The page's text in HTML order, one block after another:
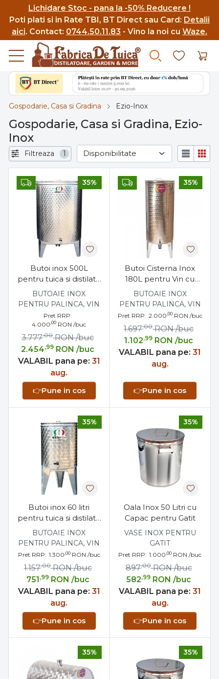
Lichidare Stoc - pana la -50% Reducere !
Poti plati si in Rate TBI, BT Direct sau Card: Detalii
aici. Contact: 0744.50.11.83 - Vino la noi cu Waze.
Gospodarie, Casa si Gradina Ezio-Inox
Gospodarie, Casa si Gradina, Ezio-
Inox
Filtreaza 1
35%
Butoi inox 500L
pentru tuica si distilate
cu dop filetat
BUTOAIE INOX
PENTRU PALINCA, VIN
Pret RRP:
4.000,00 RON /buc
2.454,99 RON /buc
3.777,00 RON /buc
VALABIL pana pe: 31
aug.
👉Pune in cos
35%
Butoi Cisterna Inox
180L pentru Vin cu
Capac Flotant
Etansare Parafina
BUTOAIE INOX
PENTRU PALINCA, VIN
Pret RRP: 2.000,00 RON /buc
1.102,99 RON /buc
1.697,00 RON /buc
VALABIL pana pe: 31
aug.
👉Pune in cos
35%
Butoi inox 60 litri
pentru tuica si distilate
cu dop filetat
BUTOAIE INOX
PENTRU PALINCA, VIN
Pret RRP: 1.300 ,00 RON /buc
751 ,99 RON /buc
1.157,00 RON /buc
VALABIL pana pe: 31
aug.
👉Pune in cos
35%
Oala Inox 50 Litri cu
Capac pentru Gatit
VASE INOX PENTRU
GATIT
Pret RRP: 1.000,00 RON /buc
582,99 RON /buc
897,00 RON /buc
VALABIL pana pe: 31
aug.
👉Pune in cos
35% 35%